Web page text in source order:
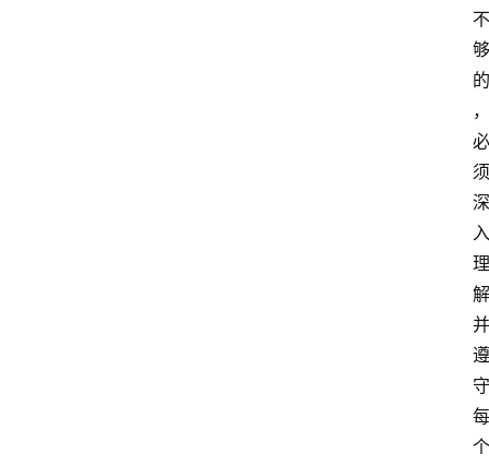
不
够
的
，
必
须
深
入
理
解
并
遵
守
每
个